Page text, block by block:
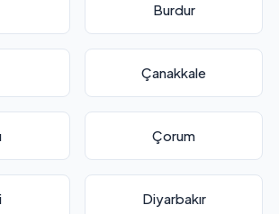
Burdur
Çanakkale
Çorum
Diyarbakır